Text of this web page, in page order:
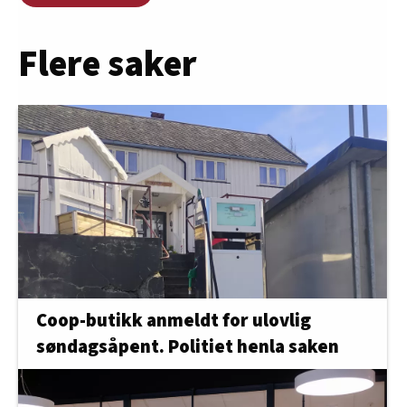
Flere saker
Coop-butikk anmeldt for ulovlig
søndagsåpent. Politiet henla saken